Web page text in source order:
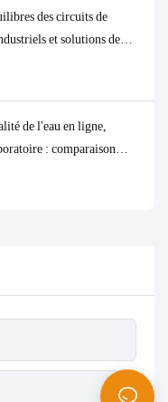
des circuits de
et solutions de
de l'eau en ligne,
: comparaison